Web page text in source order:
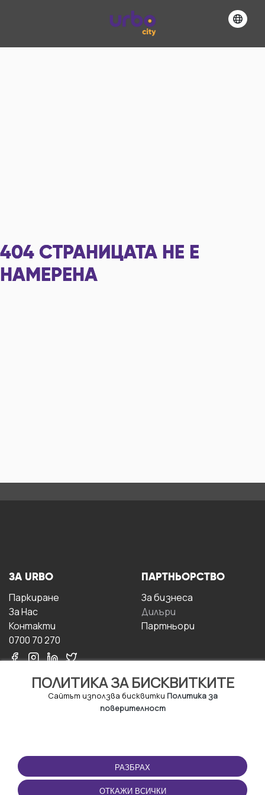
404 СТРАНИЦАТА НЕ Е
НАМЕРЕНА
ПОЛИТИКА ЗА БИСКВИТКИТЕ
Сайтът използва бисквитки Политика за
поверителност
РАЗБРАХ
ОТКАЖИ ВСИЧКИ
ЗА URBO
Паркиране
За Hас
Контакти
0700 70 270
ПАРТНЬОРСТВО
За бизнесa
Дилъри
Партньори
ПОЛЗВАНЕ
Правила и условия за
ползване
ПРИЛОЖЕНИЕТО